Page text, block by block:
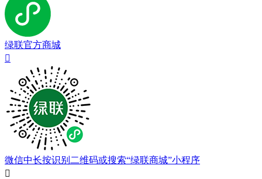
绿联官方商城

微信中长按识别二维码或搜索“绿联商城”小程序
